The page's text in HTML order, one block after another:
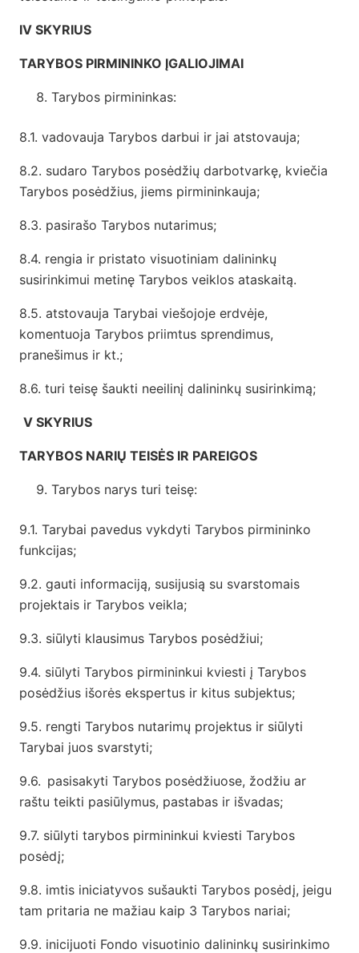
IV SKYRIUS
TARYBOS PIRMININKO ĮGALIOJIMAI
Tarybos pirmininkas:
8.1. vadovauja Tarybos darbui ir jai atstovauja;
8.2. sudaro Tarybos posėdžių darbotvarkę, kviečia
Tarybos posėdžius, jiems pirmininkauja;
8.3. pasirašo Tarybos nutarimus;
8.4. rengia ir pristato visuotiniam dalininkų
susirinkimui metinę Tarybos veiklos ataskaitą.
8.5. atstovauja Tarybai viešojoje erdvėje,
komentuoja Tarybos priimtus sprendimus,
pranešimus ir kt.;
8.6. turi teisę šaukti neeilinį dalininkų susirinkimą;
V SKYRIUS
TARYBOS NARIŲ TEISĖS IR PAREIGOS
Tarybos narys turi teisę:
9.1. Tarybai pavedus vykdyti Tarybos pirmininko
funkcijas;
9.2. gauti informaciją, susijusią su svarstomais
projektais ir Tarybos veikla;
9.3. siūlyti klausimus Tarybos posėdžiui;
9.4. siūlyti Tarybos pirmininkui kviesti į Tarybos
posėdžius išorės ekspertus ir kitus subjektus;
9.5. rengti Tarybos nutarimų projektus ir siūlyti
Tarybai juos svarstyti;
9.6. pasisakyti Tarybos posėdžiuose, žodžiu ar
raštu teikti pasiūlymus, pastabas ir išvadas;
9.7. siūlyti tarybos pirmininkui kviesti Tarybos
posėdį;
9.8. imtis iniciatyvos sušaukti Tarybos posėdį, jeigu
tam pritaria ne mažiau kaip 3 Tarybos nariai;
9.9. inicijuoti Fondo visuotinio dalininkų susirinkimo